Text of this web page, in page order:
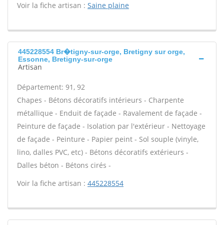
Voir la fiche artisan : Saine plaine
445228554 Br�tigny-sur-orge, Bretigny sur orge,
Essonne, Bretigny-sur-orge
Artisan
Département: 91, 92
Chapes - Bétons décoratifs intérieurs - Charpente
métallique - Enduit de façade - Ravalement de façade -
Peinture de façade - Isolation par l'extérieur - Nettoyage
de façade - Peinture - Papier peint - Sol souple (vinyle,
lino, dalles PVC, etc) - Bétons décoratifs extérieurs -
Dalles béton - Bétons cirés -
Voir la fiche artisan : 445228554